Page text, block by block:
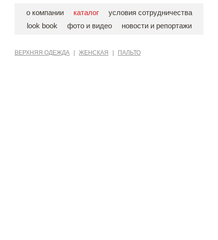
о компании каталог
условия сотрудничества
look book
фото и видео новости и репортажи
ВЕРХНЯЯ ОДЕЖДА ЖЕНСКАЯ ПАЛЬТО